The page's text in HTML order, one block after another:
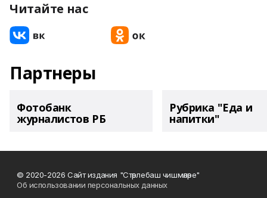
Читайте нас
Партнеры
Фотобанк
журналистов РБ
Рубрика "Еда и
напитки"
© 2020-2026 Сайт издания "Стәрлебаш чишмәләре"
Об использовании персональных данных